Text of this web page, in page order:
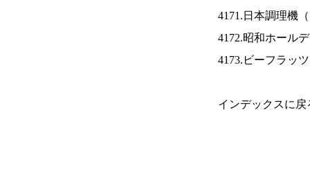
4171.日本調理機（
4172.昭和ホール
4173.ビーフラッ
インデックスに戻